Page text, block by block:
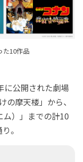
た10作品
公開された劇場
の摩天楼」から、
）」までの計10
。